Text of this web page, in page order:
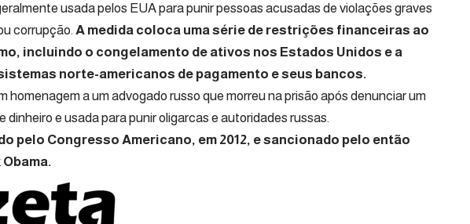
usada pelos EUA para punir pessoas acusadas de violações graves
corrupção. A medida coloca uma série de restrições financeiras ao
incluindo o congelamento de ativos nos Estados Unidos e a
norte-americanos de pagamento e seus bancos.
homenagem a um advogado russo que morreu na prisão após denunciar um
dinheiro e usada para punir oligarcas e autoridades russas.
pelo Congresso Americano, em 2012, e sancionado pelo então